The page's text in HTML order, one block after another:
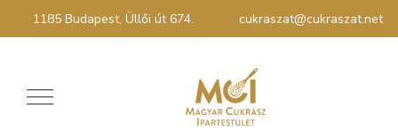
1185 Budapest, Üllői út 674. cukraszat@cukraszat.net